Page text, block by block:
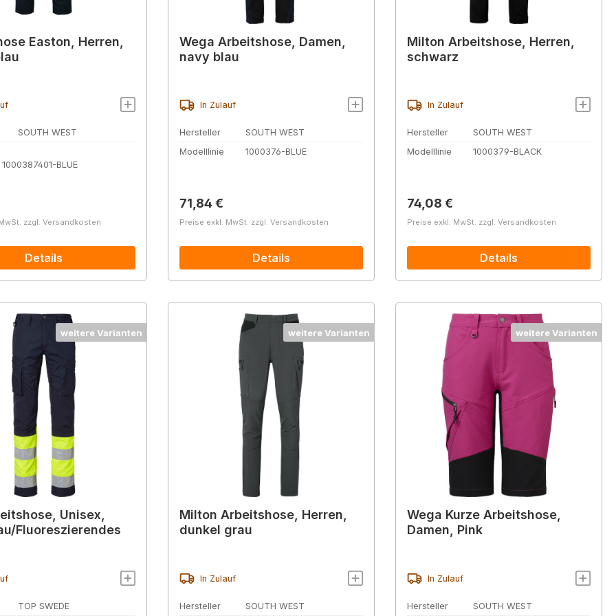
Easton, Herren,
SOUTH WEST
BLUE
Preis:
zzgl. Versandkosten
Details
Wega Arbeitshose, Damen,
navy blau
In Zulauf
Hersteller
SOUTH WEST
Modelllinie
1000376-BLUE
Regulärer Preis:
71,84 €
Preise exkl. MwSt. zzgl. Versandkosten
Details
Milton Arbeitshose, Herren,
schwarz
In Zulauf
Hersteller
SOUTH WEST
Modelllinie
1000379-BLACK
Regulärer Preis:
74,08 €
Preise exkl. MwSt. zzgl. Versandkosten
Details
weitere Varianten
Unisex,
Fluoreszierendes
TOP SWEDE
weitere Varianten
Milton Arbeitshose, Herren,
dunkel grau
In Zulauf
Hersteller SOUTH WEST
weitere Varianten
Wega Kurze Arbeitshose,
Damen, Pink
In Zulauf
Hersteller SOUTH WEST